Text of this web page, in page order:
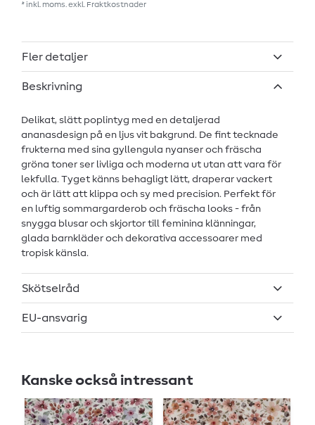
* inkl. moms. exkl. Fraktkostnader
Fler detaljer
Beskrivning
Delikat, slätt poplintyg med en detaljerad
ananasdesign på en ljus vit bakgrund. De fint tecknade
frukterna med sina gyllengula nyanser och fräscha
gröna toner ser livliga och moderna ut utan att vara för
lekfulla. Tyget känns behagligt lätt, draperar vackert
och är lätt att klippa och sy med precision. Perfekt för
en luftig sommargarderob och fräscha looks - från
snygga blusar och skjortor till feminina klänningar,
glada barnkläder och dekorativa accessoarer med
tropisk känsla.
Skötselråd
EU-ansvarig
Kanske också intressant